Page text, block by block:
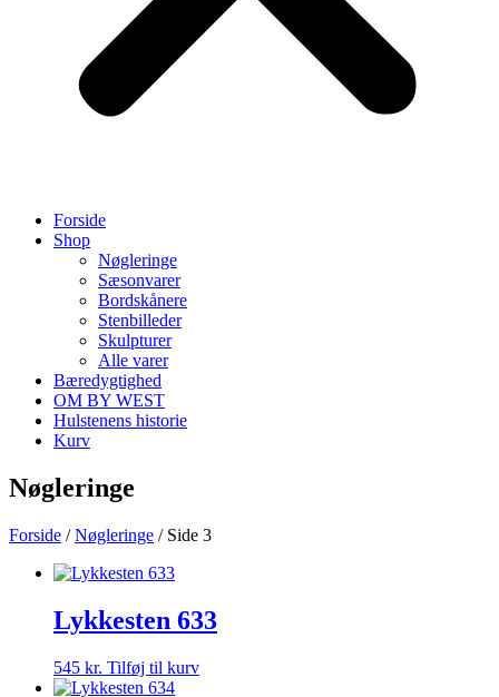
Forside
Shop
Nøgleringe
Sæsonvarer
Bordskånere
Stenbilleder
Skulpturer
Alle varer
Bæredygtighed
OM BY WEST
Hulstenens historie
Kurv
Nøgleringe
Forside /Nøgleringe / Side 3
Lykkesten 633
545 kr. Tilføj til kurv